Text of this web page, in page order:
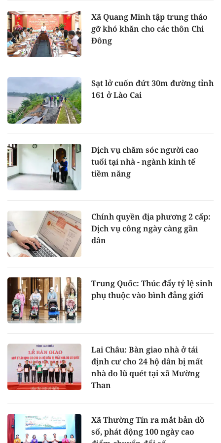
Xã Quang Minh tập trung tháo
gỡ khó khăn cho các thôn Chi
Đông
Sạt lở cuốn đứt 30m đường tỉnh
161 ở Lào Cai
Dịch vụ chăm sóc người cao
tuổi tại nhà - ngành kinh tế
tiềm năng
Chính quyền địa phương 2 cấp:
Dịch vụ công ngày càng gần
dân
Trung Quốc: Thúc đẩy tỷ lệ sinh
phụ thuộc vào bình đẳng giới
Lai Châu: Bàn giao nhà ở tái
định cư cho 24 hộ dân bị mất
nhà do lũ quét tại xã Mường
Than
Xã Thường Tín ra mắt bản đồ
số, phát động 100 ngày cao